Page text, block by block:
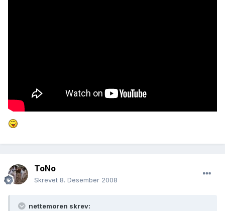
ToNo
Skrevet 8. Desember 2008
nettemoren skrev: